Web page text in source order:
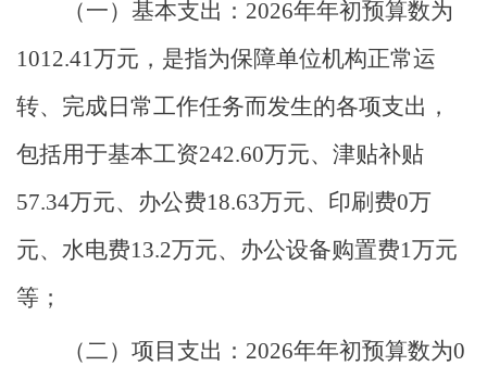
（一） 基本支出 ： 2026年年初预算数为
1012.41万元，是指为保障单位机构正常运
转、完成日常工作任务而发生的各项支出，
包括用于基本工资242.60万元、津贴补贴
57.34万元、 办公费18.63万元、印刷费0万
元、水电费13.2万元、办公设备购置费1万元
等 ；
（二） 项目支出 ： 2026年年初预算数为0